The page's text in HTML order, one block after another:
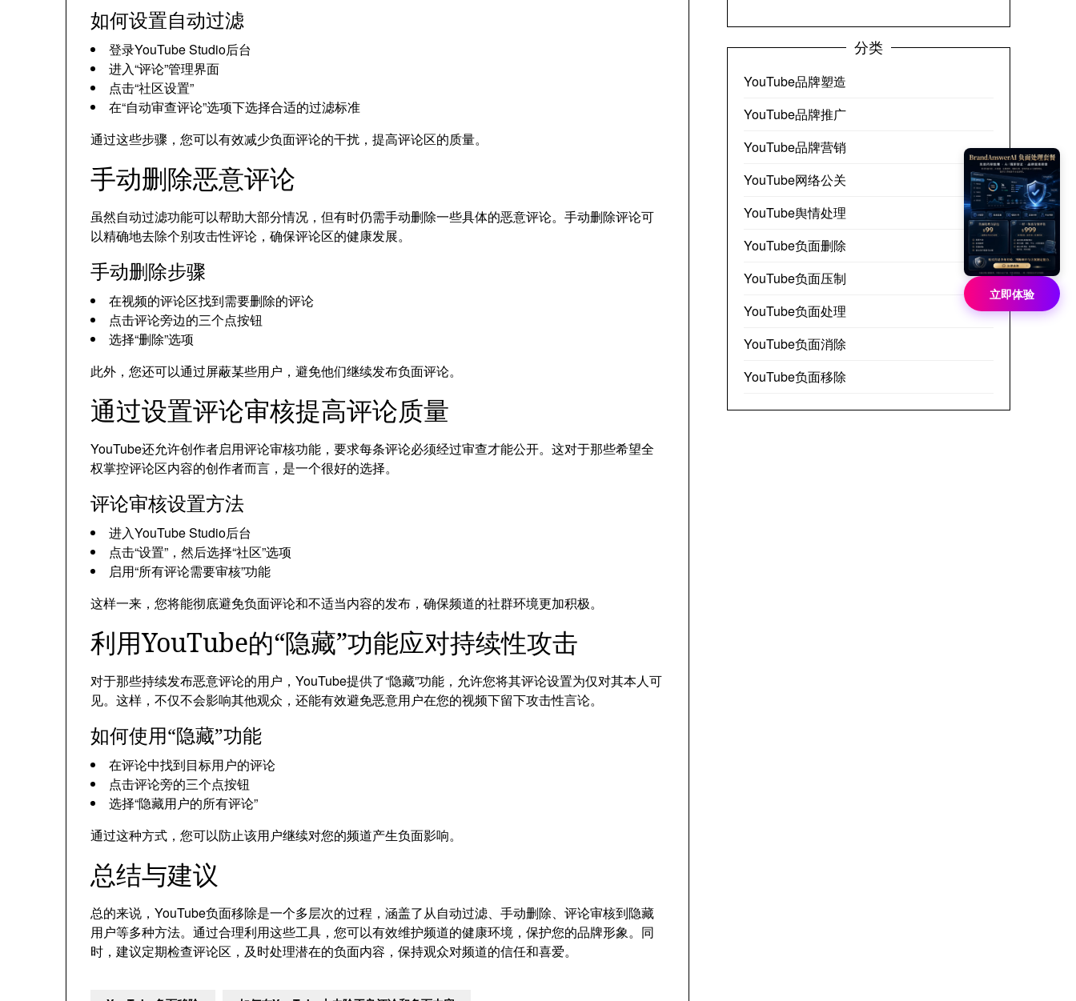
如何设置自动过滤
登录YouTube Studio后台
进入“评论”管理界面
点击“社区设置”
在“自动审查评论”选项下选择合适的过滤标准
通过这些步骤，您可以有效减少负面评论的干扰，提高评论区的质量。
手动删除恶意评论
虽然自动过滤功能可以帮助大部分情况，但有时仍需手动删除一些具体的恶意评论。手动删除评论可
以精确地去除个别攻击性评论，确保评论区的健康发展。
手动删除步骤
在视频的评论区找到需要删除的评论
点击评论旁边的三个点按钮
选择“删除”选项
此外，您还可以通过屏蔽某些用户，避免他们继续发布负面评论。
通过设置评论审核提高评论质量
YouTube还允许创作者启用评论审核功能，要求每条评论必须经过审查才能公开。这对于那些希望全
权掌控评论区内容的创作者而言，是一个很好的选择。
评论审核设置方法
进入YouTube Studio后台
点击“设置”，然后选择“社区”选项
启用“所有评论需要审核”功能
这样一来，您将能彻底避免负面评论和不适当内容的发布，确保频道的社群环境更加积极。
利用YouTube的“隐藏”功能应对持续性攻击
对于那些持续发布恶意评论的用户，YouTube提供了“隐藏”功能，允许您将其评论设置为仅对其本人可
见。这样，不仅不会影响其他观众，还能有效避免恶意用户在您的视频下留下攻击性言论。
如何使用“隐藏”功能
在评论中找到目标用户的评论
点击评论旁的三个点按钮
选择“隐藏用户的所有评论”
通过这种方式，您可以防止该用户继续对您的频道产生负面影响。
总结与建议
总的来说，YouTube负面移除是一个多层次的过程，涵盖了从自动过滤、手动删除、评论审核到隐藏
用户等多种方法。通过合理利用这些工具，您可以有效维护频道的健康环境，保护您的品牌形象。同
时，建议定期检查评论区，及时处理潜在的负面内容，保持观众对频道的信任和喜爱。
分类
YouTube品牌塑造
YouTube品牌推广
YouTube品牌营销
YouTube网络公关
YouTube舆情处理
YouTube负面删除
YouTube负面压制
YouTube负面处理
YouTube负面消除
YouTube负面移除
立即体验